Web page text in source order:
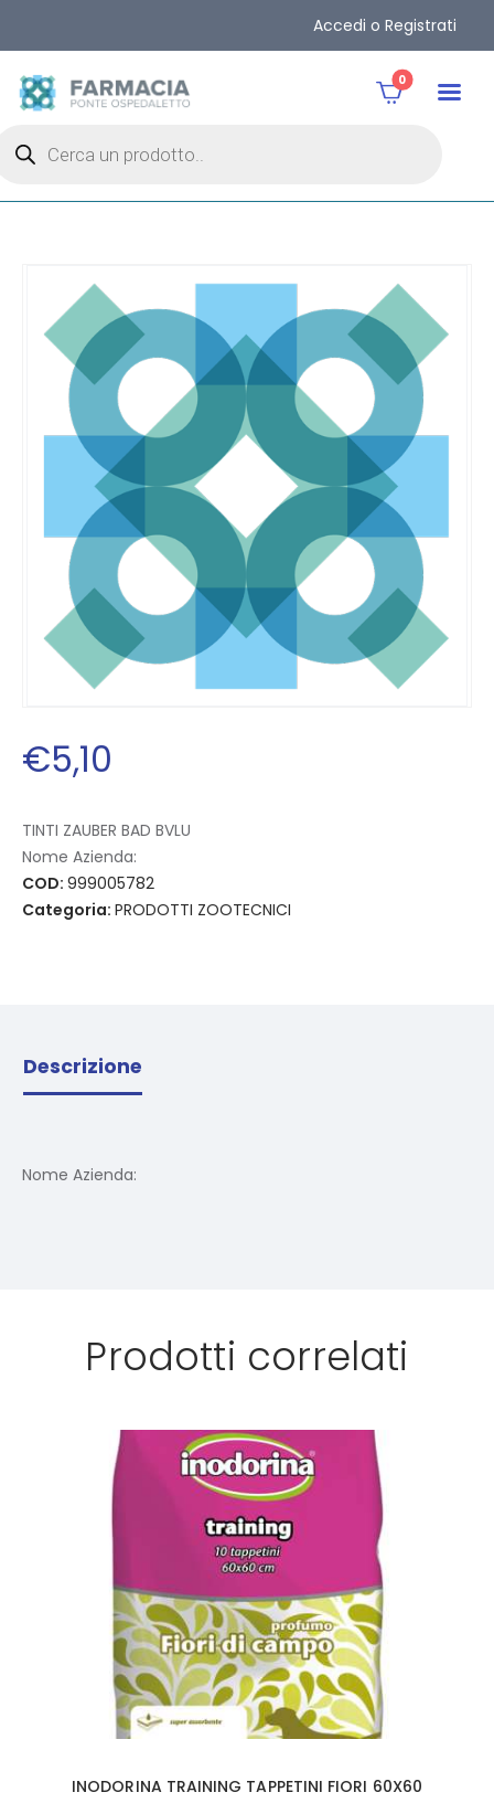
Accedi o Registrati
0
€5,10
TINTI ZAUBER BAD BVLU
Nome Azienda:
COD: 999005782
Categoria: PRODOTTI ZOOTECNICI
Descrizione
Nome Azienda:
Prodotti correlati
INODORINA TRAINING TAPPETINI FIORI 60X60